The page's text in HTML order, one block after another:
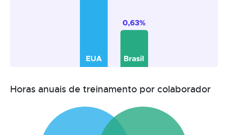
Horas anuais de treinamento por colaborador